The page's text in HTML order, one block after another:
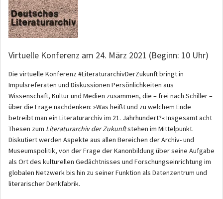
Virtuelle Konferenz am 24. März 2021 (Beginn: 10 Uhr)
Die virtuelle Konferenz #LiteraturarchivDerZukunft bringt in
Impulsreferaten und Diskussionen Persönlichkeiten aus
Wissenschaft, Kultur und Medien zusammen, die – frei nach Schiller –
über die Frage nachdenken: »Was heißt und zu welchem Ende
betreibt man ein Literaturarchiv im 21. Jahrhundert?« Insgesamt acht
Thesen zum Literaturarchiv der Zukunftstehen im Mittelpunkt.
Diskutiert werden Aspekte aus allen Bereichen der Archiv- und
Museumspolitik, von der Frage der Kanonbildung über seine Aufgabe
als Ort des kulturellen Gedächtnisses und Forschungseinrichtung im
globalen Netzwerk bis hin zu seiner Funktion als Datenzentrum und
literarischer Denkfabrik.